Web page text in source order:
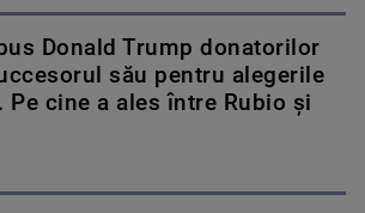
Donald Trump donatorilor
său pentru alegerile
Pe cine a ales între Rubio și